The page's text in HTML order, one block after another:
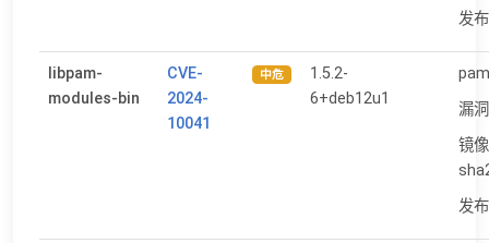
发
libpam-
modules-bin
CVE-
2024-
10041
中危
1.5.2-
6+deb12u1
漏
镜
发